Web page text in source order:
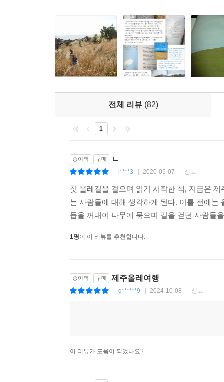
에필로그걸어서 아버지의 땅 무산까지
“엄마… 너무 아름다워요,”
“어? 으응… 응. 그러네. 근데 아름다운 건 어떤 거예
“아… 그건요, 예쁘다가 다섯 개 있는 거예요!”
오십대 중반 부부의 로맨스
저자의 지인인 오십대 중반의 선배 부부가 지난
교수. 둘 다 눈코 뜰 새 없이 바쁜 전문직 부부다.
부부는 올레를 보자마자 환호성을 지르더니 소
더도 덜도 아닌 딱 오십대 부부 같더니, 돌아가
“선배, 올레에 성금 두둑이 내놔야겠다. 둘 다 스
『놀멍 쉬멍 걸으멍 제주 걷기 여행』은 제3자
여행’이라는 새로운 여행의 형식을, 제주에 길
아름답게 여행할 수 있는 법에 대한 생생한 여행서
Part 2 ‘길치, 걷기에 빠져들다’는 광화문통 언론
그 사연을 이야기한다.
‘간세다리 정신’의 의미와 파란 화살표인 올레
전체 리뷰 (82)
1
종이책 구매 ㄴ
l****3 2020-05-07 신고
첫 올레길을 걸으며 읽기 시작한 책, 지금은
는 사람들에 대해 생각하게 된다. 이틀 전에
듭을 꺼내어 나무에 묶으며 길을 걷던 사람들
1명이 이 리뷰를 추천합니다.
종이책 구매 제주올레여행
q******9 2024-10-08 신고
이 리뷰가 도움이 되었나요?